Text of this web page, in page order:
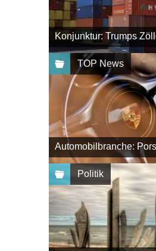
Konjunktur: Trumps
TOP News
Automobilbranche:
Politik